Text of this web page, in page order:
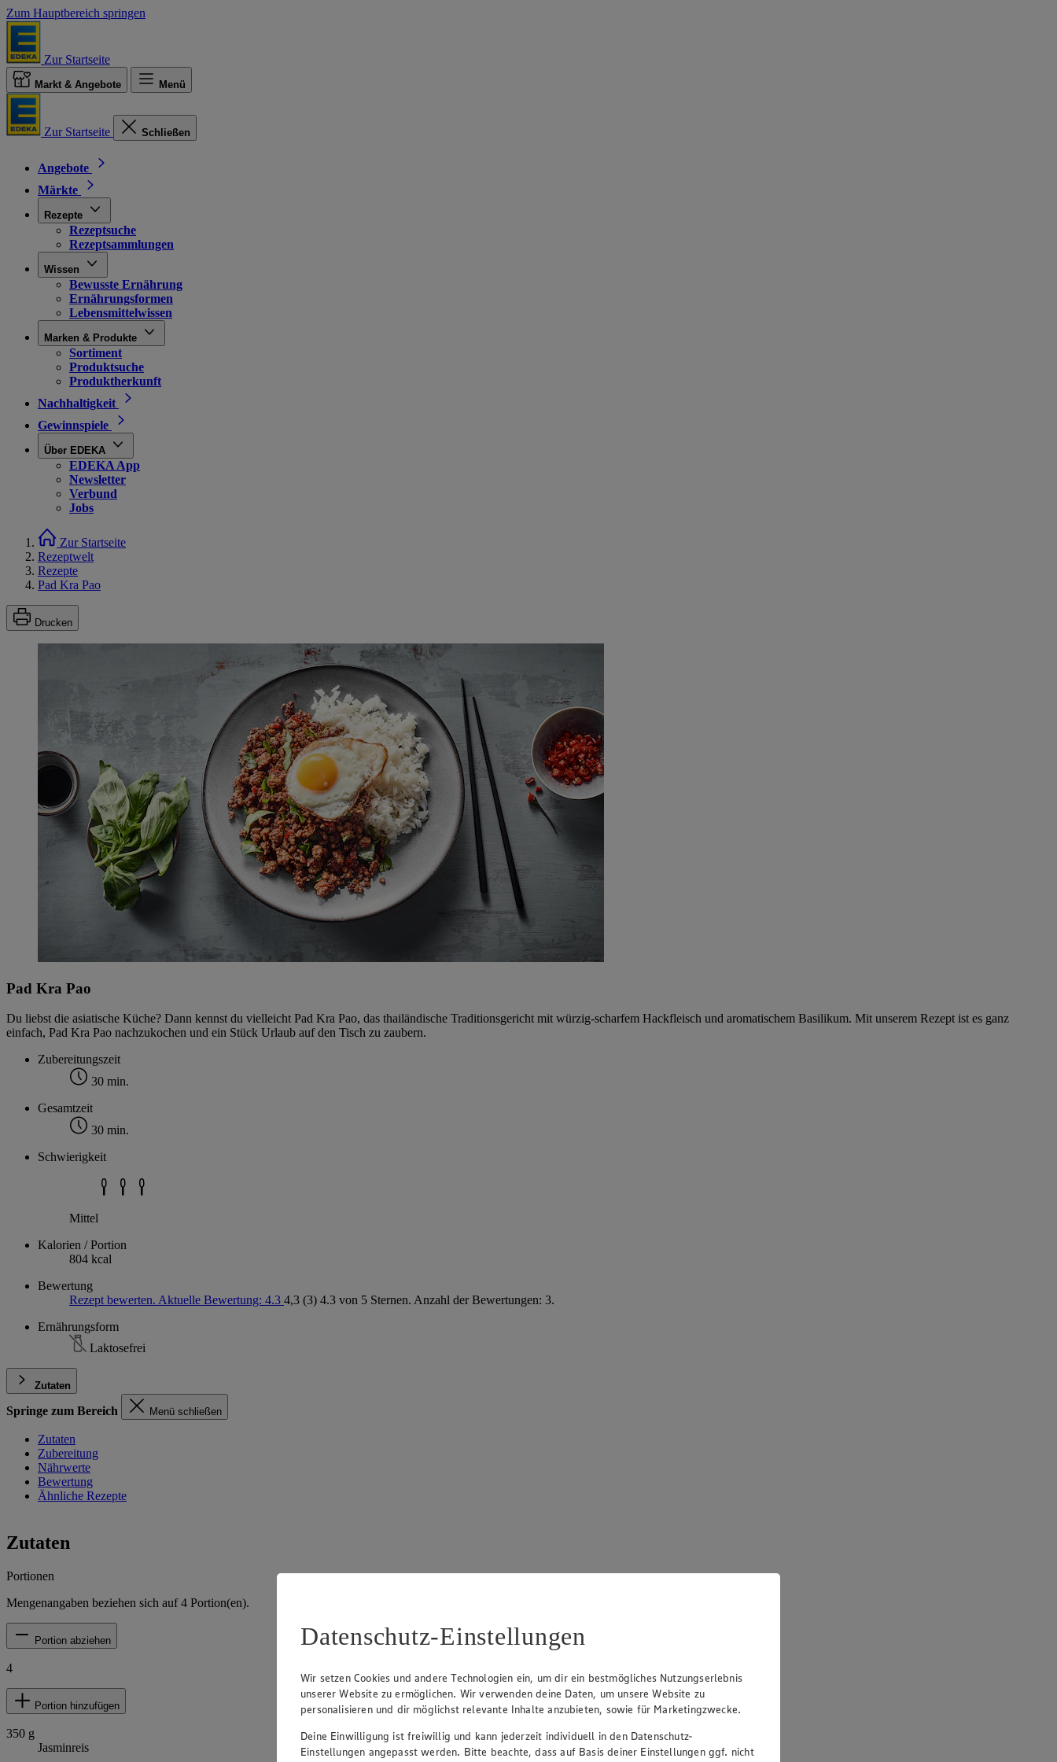
Zum Hauptbereich springen
Zur Startseite
Markt & Angebote Menü
Zur Startseite Schließen
Angebote
Märkte
Rezepte
Rezeptsuche
Rezeptsammlungen
Wissen
Bewusste Ernährung
Ernährungsformen
Lebensmittelwissen
Marken & Produkte
Sortiment
Produktsuche
Produktherkunft
Nachhaltigkeit
Gewinnspiele
Über EDEKA
EDEKA App
Newsletter
Verbund
Jobs
Zur Startseite
Rezeptwelt
Rezepte
Pad Kra Pao
Drucken
Pad Kra Pao
Du liebst die asiatische Küche? Dann kennst du vielleicht Pad Kra Pao, das thailändische Traditionsgericht mit würzig-scharfem Hackfleisch und aromatischem Basilikum. Mit unserem Rezept ist es ganz
einfach, Pad Kra Pao nachzukochen und ein Stück Urlaub auf den Tisch zu zaubern.
Zubereitungszeit
30 min.
Gesamtzeit
30 min.
Schwierigkeit
Mittel
Kalorien / Portion
804 kcal
Bewertung
Rezept bewerten. Aktuelle Bewertung: 4.3 4,3 (3) 4.3 von 5 Sternen. Anzahl der Bewertungen: 3.
Ernährungsform
Laktosefrei
Zutaten
Springe zum Bereich Menü schließen
Zutaten
Zubereitung
Nährwerte
Bewertung
Ähnliche Rezepte
Zutaten
Portionen
Mengenangaben beziehen sich auf4 Portion(en).
Portion abziehen
4
Portion hinzufügen
350 g
Jasminreis
Datenschutz-Einstellungen
Wir setzen Cookies und andere Technologien ein, um dir ein bestmögliches Nutzungserlebnis
unserer Website zu ermöglichen. Wir verwenden deine Daten, um unsere Website zu
personalisieren und dir möglichst relevante Inhalte anzubieten, sowie für Marketingzwecke.
Deine Einwilligung ist freiwillig und kann jederzeit individuell in den Datenschutz-
Einstellungen angepasst werden. Bitte beachte, dass auf Basis deiner Einstellungen ggf. nicht